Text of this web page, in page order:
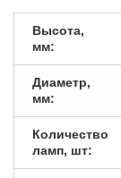
Высота,
мм:
Диаметр,
мм:
Количество
ламп, шт: